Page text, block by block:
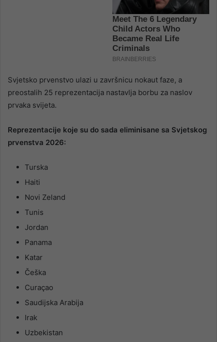
Svjetsko prvenstvo ulazi u završnicu nokaut faze, a
preostalih 25 reprezentacija nastavlja borbu za naslov
prvaka svijeta.
Reprezentacije koje su do sada eliminisane sa Svjetskog
prvenstva 2026:
Turska
Haiti
Novi Zeland
Tunis
Jordan
Panama
Katar
Češka
Curaçao
Saudijska Arabija
Irak
Uzbekistan